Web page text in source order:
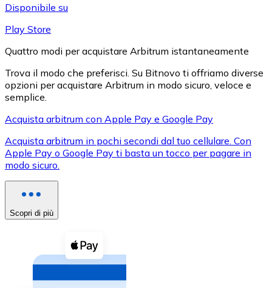
XRP
XRP
Vedi tutto
Buoni cripto
Acquista criptovalute in contanti e altri mezzi di
Acquista con contanti
Disponibile su
Play Store
Quattro modi per acquistare Arbitrum istantaneamente
Trova il modo che preferisci. Su Bitnovo ti offriamo diverse
opzioni per acquistare Arbitrum in modo sicuro, veloce e
semplice.
Acquista arbitrum con Apple Pay e Google Pay
Acquista arbitrum in pochi secondi dal tuo cellulare. Con
Apple Pay o Google Pay ti basta un tocco per pagare in
modo sicuro.
Scopri di più